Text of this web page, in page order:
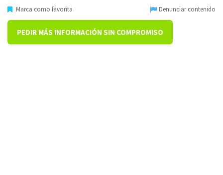
Marca como favorita Denunciar contenido
PEDIR MÁS INFORMACIÓN SIN COMPROMISO